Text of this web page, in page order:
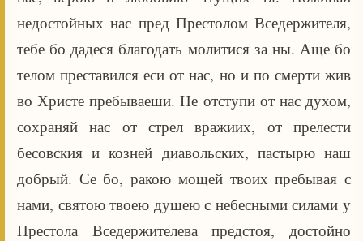
недостойных нас пред Престолом Вседержителя,
тебе бо дадеся благодать молитися за ны. Аще бо
телом преставился еси от нас, но и по смерти жив
во Христе пребываеши. Не отступи от нас духом,
сохраняй нас от стрел вражиих, от прелести
бесовския и козней диавольских, пастырю наш
добрый. Се бо, ракою мощей твоих пребывая с
нами, святою твоею душею с небесными силами у
Престола Вседержителева предстоя, достойно